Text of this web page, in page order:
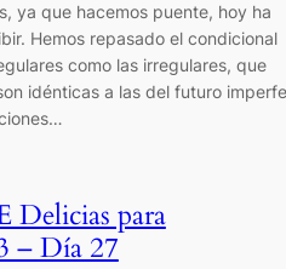
ya que hacemos puente, hoy ha
Hemos repasado el condicional
como las irregulares, que
idénticas a las del futuro
Delicias para
– Día 27